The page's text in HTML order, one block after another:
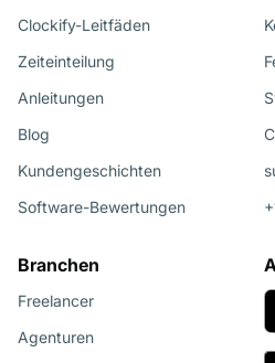
Clockify-Leitfäden
Zeiteinteilung
Anleitungen
Blog
Kundengeschichten
Software-Bewertungen
Branchen
Freelancer
Agenturen